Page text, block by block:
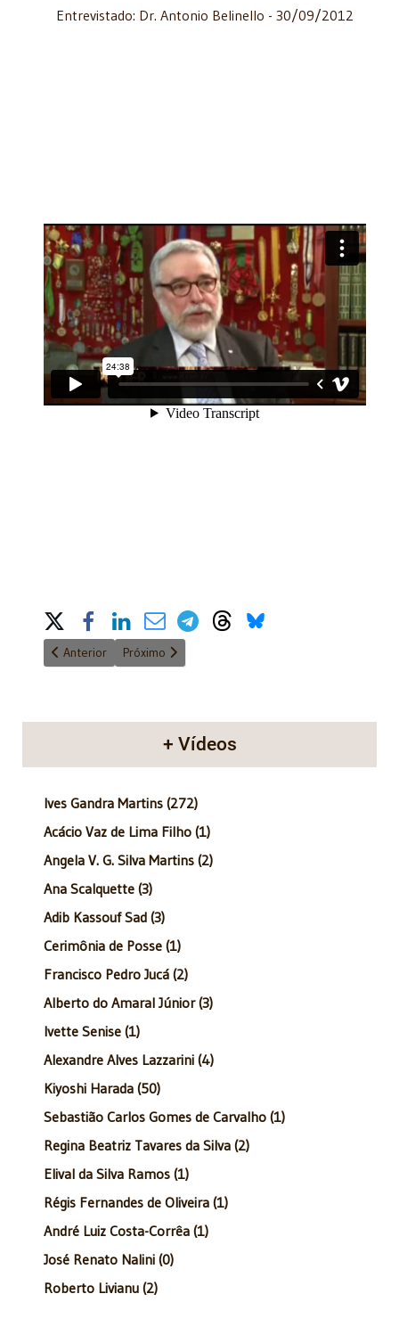
Entrevistado: Dr. Antonio Belinello - 30/09/2012
Share on Social Media
Artigo anterior: anatomia do poder - 15/07/2012
Anterior Próximo artigo: anatomia do poder - 10/06/2012
Próximo
+ Vídeos
Ives Gandra Martins (272)
Acácio Vaz de Lima Filho (1)
Angela V. G. Silva Martins (2)
Ana Scalquette (3)
Adib Kassouf Sad (3)
Cerimônia de Posse (1)
Francisco Pedro Jucá (2)
Alberto do Amaral Júnior (3)
Ivette Senise (1)
Alexandre Alves Lazzarini (4)
Kiyoshi Harada (50)
Sebastião Carlos Gomes de Carvalho (1)
Regina Beatriz Tavares da Silva (2)
Elival da Silva Ramos (1)
Régis Fernandes de Oliveira (1)
André Luiz Costa-Corrêa (1)
José Renato Nalini (0)
Roberto Livianu (2)